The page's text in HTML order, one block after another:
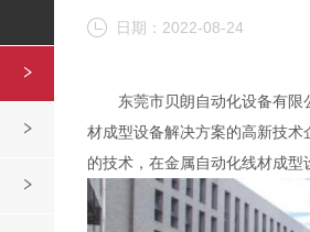
日期：2022-08-24
东莞市贝朗自动化设备有限
材成型设备解决方案的高新技
的技术，在金属自动化线材成型